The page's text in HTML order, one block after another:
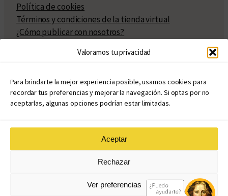
Valoramos tu privacidad
Para brindarte la mejor experiencia posible, usamos cookies para
recordar tus preferencias y mejorar la navegación. Si optas por no
aceptarlas, algunas opciones podrían estar limitadas.
Aceptar
Rechazar
Ver preferencias
Política de cookies
Términos y condiciones de la tienda virtual
¿Cómo publicar con nosotros?
Políticas de publicación
Políticas de coedición
Atribuciones